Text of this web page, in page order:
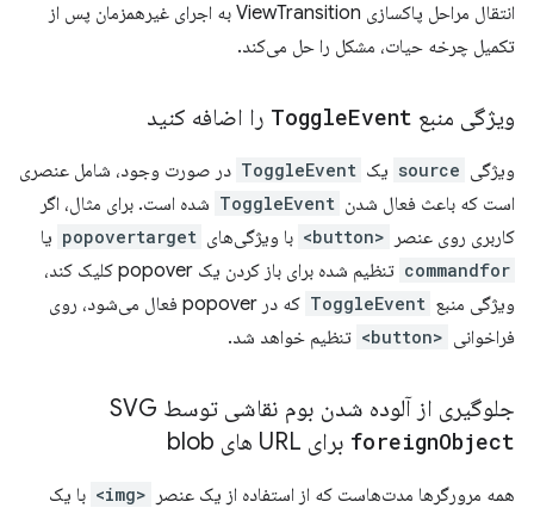
انتقال مراحل پاکسازی ViewTransition به اجرای غیرهمزمان پس از
تکمیل چرخه حیات، مشکل را حل می‌کند.
ویژگی منبع ToggleEvent را اضافه کنید
ویژگی source یک ToggleEvent در صورت وجود، شامل عنصری
است که باعث فعال شدن ToggleEvent شده است. برای مثال، اگر
کاربری روی عنصر
<button> با ویژگی‌های popovertarget یا
commandfor
تنظیم شده برای باز کردن یک popover کلیک کند،
ویژگی منبع ToggleEvent
که در popover فعال می‌شود، روی
فراخوانی <button> تنظیم خواهد شد.
جلوگیری از آلوده شدن بوم نقاشی توسط SVG
foreignObject برای URL های blob
همه مرورگرها مدت‌هاست که از استفاده از یک عنصر <img>
با یک